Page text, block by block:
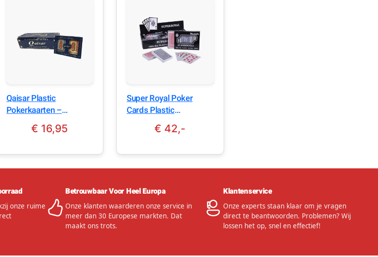
Qaisar Plastic
Pokerkaarten –
Speelkaarten
volwassenen
€ 16,95
Super Royal Poker
Cards Plastic
speelkaarten – Dubbel
deck – 100%
€ 42,-
onze ruime
Betrouwbaar Voor Heel Europa
Onze klanten waarderen onze service in
meer dan 30 Europese markten. Dat
maakt ons trots.
Klantenservice
Onze experts staan klaar om je vragen
direct te beantwoorden. Problemen? Wij
lossen het op, snel en effectief!